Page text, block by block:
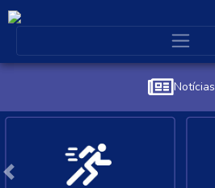
Notícias
Póximo